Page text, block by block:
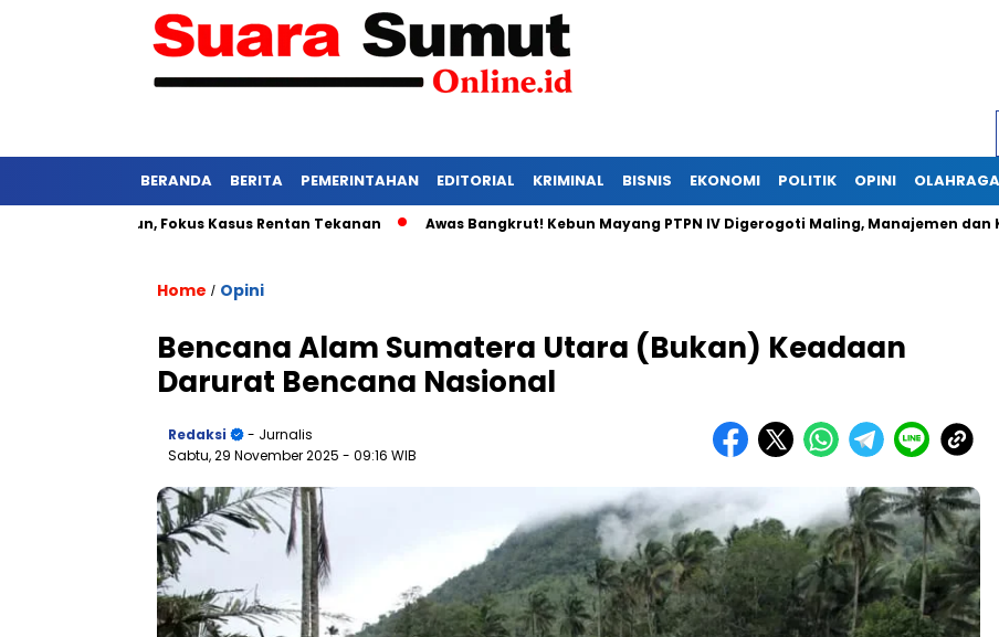
BERANDA BERITA PEMERINTAHAN EDITORIAL KRIMINAL BISNIS EKONOMI POLITIK OPINI OLAHRAGA
Fokus Kasus Rentan Tekanan Awas Bangkrut! Kebun Mayang PTPN IV Digerogoti Maling, Manajemen dan
Home / Opini
Bencana Alam Sumatera Utara (Bukan) Keadaan
Darurat Bencana Nasional
Redaksi
- Jurnalis
Sabtu, 29 November 2025 - 09:16 WIB